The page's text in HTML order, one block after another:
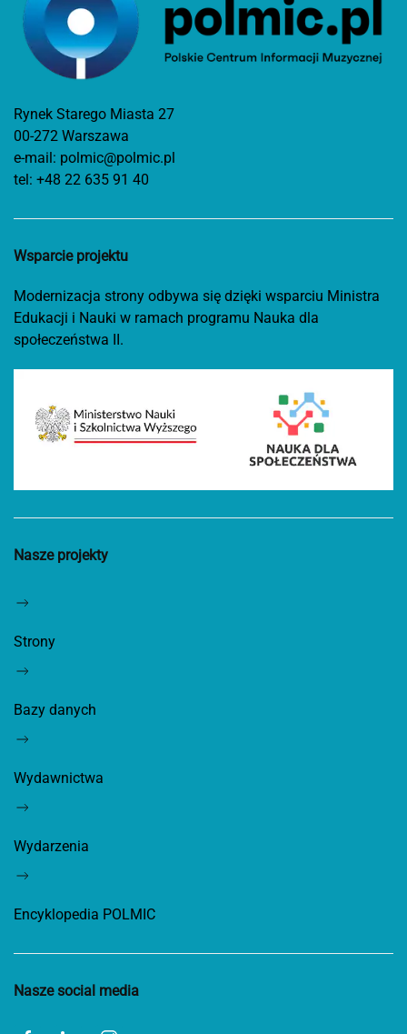
Rynek Starego Miasta 27
00-272 Warszawa
e-mail: polmic@polmic.pl
tel: +48 22 635 91 40
Wsparcie projektu
Modernizacja strony odbywa się dzięki wsparciu Ministra
Edukacji i Nauki w ramach programu Nauka dla
społeczeństwa II.
Nasze projekty
Strony
Bazy danych
Wydawnictwa
Wydarzenia
Encyklopedia POLMIC
Nasze social media